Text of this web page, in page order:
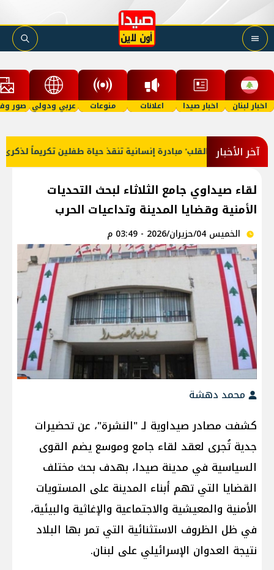
اخبار لبنان اخبار صيدا اعلانات منوعات عربي ودولي صور
آخر الأخبار
لقاء صيداوي جامع الثلاثاء لبحث التحديات
الأمنية وقضايا المدينة وتداعيات الحرب
الخميس 04/حزيران/2026 - 03:49 م
محمد دهشة
كشفت مصادر صيداوية لـ "النشرة"، عن تحضيرات
جدية تُجرى لعقد لقاء جامع وموسع يضم القوى
السياسية في مدينة صيدا، بهدف بحث مختلف
القضايا التي تهم أبناء المدينة على المستويات
الأمنية والمعيشية والاجتماعية والإغاثية والبيئية،
في ظل الظروف الاستثنائية التي تمر بها البلاد
نتيجة العدوان الإسرائيلي على لبنان.